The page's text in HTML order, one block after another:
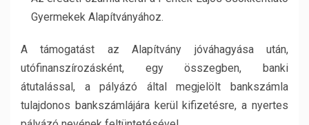
Gyermekek Alapítványához.
A támogatást az Alapítvány jóváhagyása után,
utófinanszírozásként, egy összegben, banki
átutalással, a pályázó által megjelölt bankszámla
tulajdonos bankszámlájára kerül kifizetésre, a nyertes